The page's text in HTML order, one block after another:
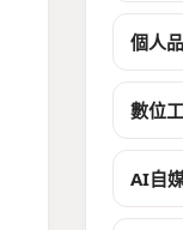
個人
數位
AI自